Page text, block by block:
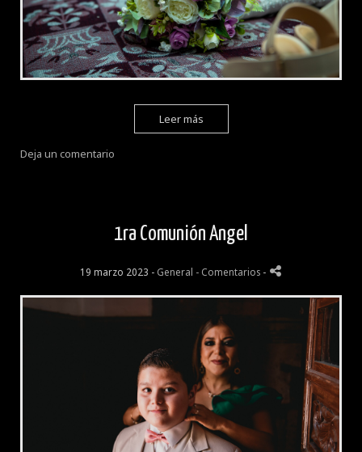
Leer más
Deja un comentario
1ra Comunión Angel
19 marzo 2023 - General - Comentarios -